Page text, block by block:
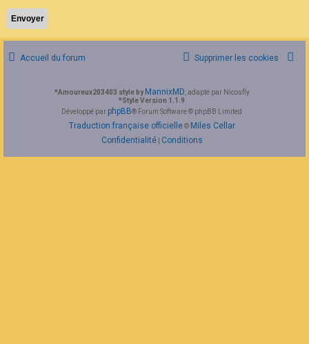
n
A
Q
Accueil du forum Supprimer les cookies
*Amoureux203403 style by MannixMD, adapté par Nicosfly
*Style Version 1.1.9
Développé par phpBB® Forum Software © phpBB Limited
Traduction française officielle© Miles Cellar
Confidentialité| Conditions